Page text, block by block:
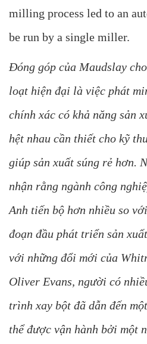
milling process led to an
be run by a single miller.
Đóng góp của Maudslay
loạt hiện đại là việc phát
chính xác có khả năng sản
hệt nhau cần thiết cho kỹ
giúp sản xuất súng rẻ hơn.
nhận rằng ngành công
Anh tiến bộ hơn nhiều so
đoạn đầu phát triển sản
với những đổi mới của
Oliver Evans, người có
trình xay bột đã dẫn đến
thể được vận hành bởi một